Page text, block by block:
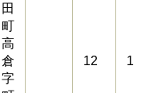
田
町
高
倉
字
12 1